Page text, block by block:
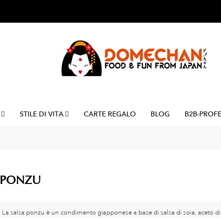
STILE DI VITA CARTE REGALO BLOG B2B-
PONZU
La salsa ponzu è un condimento giapponese a base di salsa di soia, aceto